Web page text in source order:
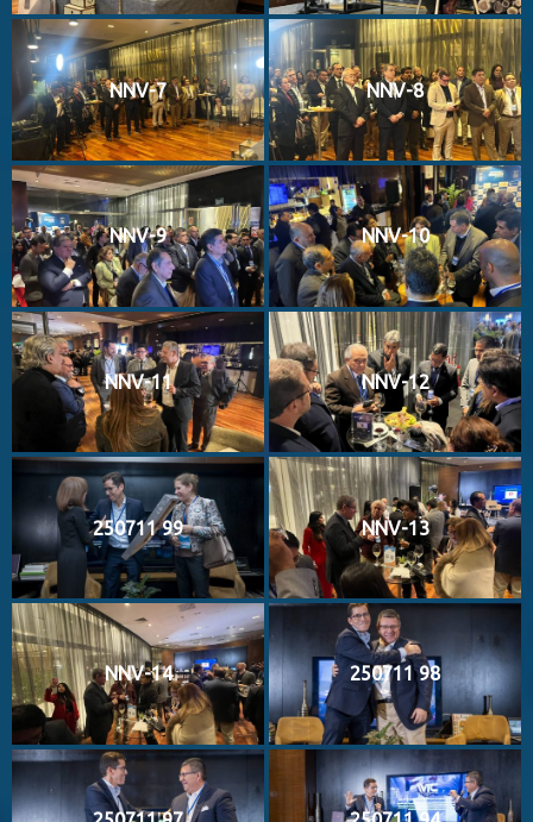
NNV-7 NNV-8
NNV-9 NNV-10
NNV-11 NNV-12
250711 99 NNV-13
NNV-14 250711 98